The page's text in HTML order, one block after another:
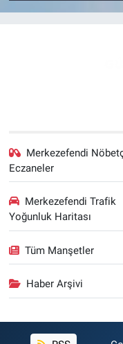
Merkezefendi
Eczaneler
Merkezefendi Trafik
Yoğunluk Haritası
Tüm Manşetler
Haber Arşivi